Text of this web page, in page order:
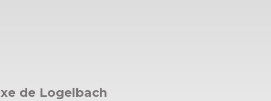
de Logelbach